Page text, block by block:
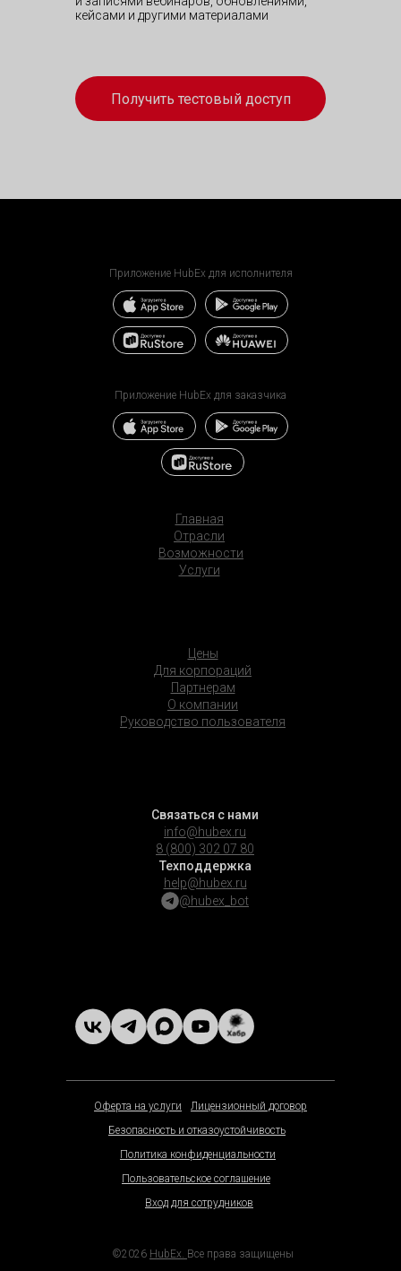
кейсами и другими материалами
Получить тестовый доступ
Оферта на услуги
Лицензионный договор
Безопасность и отказоустойчивость
Политика конфиденциальности
Пользовательское соглашение
Вход для сотрудников
Связаться с нами
info@hubex.ru
8 (800) 302 07 80
Техподдержка
help@hubex.ru
@hubex_bot
Цены
Для корпораций
Партнерам
О компании
Руководство пользователя
Главная
Отрасли
Возможности
Услуги
©2026 HubEx. Все права защищены
Приложение HubEx для заказчика
Приложение HubEx для исполнителя